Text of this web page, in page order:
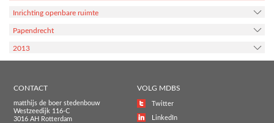
Inrichting openbare ruimte
Papendrecht
2013
CONTACT
matthijs de boer stedenbouw
Westzeedijk 116-C
3016 AH Rotterdam
VOLG MDBS
Twitter
LinkedIn